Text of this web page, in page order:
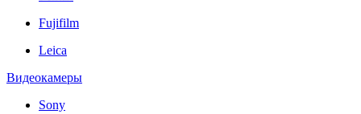
Fujifilm
Leica
Видеокамеры
Sony